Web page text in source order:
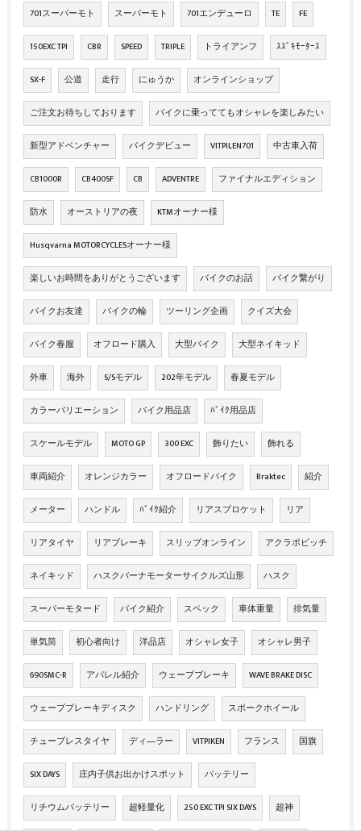
701スーパーモト スーパーモト 701エンデューロ TE FE
150EXC TPI CBR SPEED TRIPLE トライアンフ ｽｽﾞｷﾓｰﾀｰｽ
SX-F 公道 走行 にゅうか オンラインショップ
ご注文お待ちしております バイクに乗っててもオシャレを楽しみたい
新型アドベンチャー バイクデビュー VITPILEN701 中古車入荷
CB1000R CB400SF CB ADVENTRE ファイナルエディション
防水 オーストリアの夜 KTMオーナー様
Husqvarna MOTORCYCLESオーナー様
楽しいお時間をありがとうございます バイクのお話 バイク繋がり
バイクお友達 バイクの輪 ツーリング企画 クイズ大会
バイク春服 オフロード購入 大型バイク 大型ネイキッド
外車 海外 S/Sモデル 202年モデル 春夏モデル
カラーバリエーション バイク用品店 ﾊﾞｲｸ用品店
スケールモデル MOTO GP 300 EXC 飾りたい 飾れる
車両紹介 オレンジカラー オフロードバイク Braktec 紹介
メーター ハンドル ﾊﾞｲｸ紹介 リアスプロケット リア
リアタイヤ リアブレーキ スリップオンライン アクラポビッチ
ネイキッド ハスクバーナモーターサイクルズ山形 ハスク
スーパーモタード バイク紹介 スペック 車体重量 排気量
単気筒 初心者向け 洋品店 オシャレ女子 オシャレ男子
690SMC-R アパレル紹介 ウェーブブレーキ WAVE BRAKE DISC
ウェーブブレーキディスク ハンドリング スポークホイール
チューブレスタイヤ ディ―ラー VITPIKEN フランス 国旗
SIX DAYS 庄内子供お出かけスポット バッテリー
リチウムバッテリー 超軽量化 250 EXC TPI SIX DAYS 超神